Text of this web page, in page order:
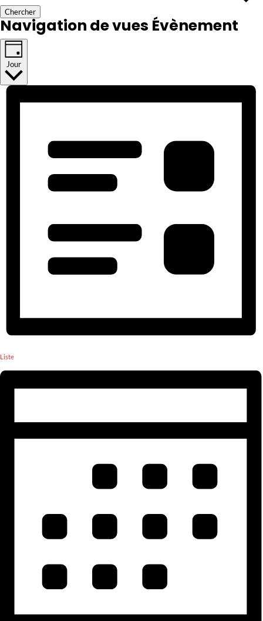
Chercher
Navigation de vues Évènement
Jour
Liste